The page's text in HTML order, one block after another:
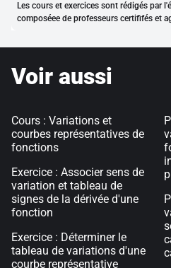
Les cours et exercices sont rédigés par
composéee de professeurs certififés et
Voir aussi
Cours : Variations et
courbes représentatives de
fonctions
Exercice : Associer sens de
variation et tableau de
signes de la dérivée d'une
fonction
Exercice : Déterminer le
tableau de variations d'une
courbe représentative